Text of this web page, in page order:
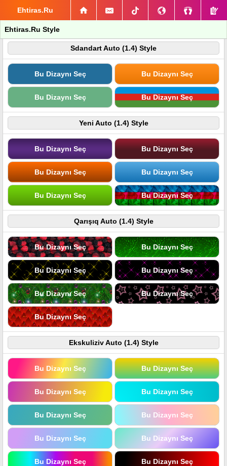
Ehtiras.Ru
Ehtiras.Ru Style
Sdandart Auto (1.4) Style
Bu Dizaynı Seç Bu Dizaynı Seç
Bu Dizaynı Seç Bu Dizaynı Seç
Yeni Auto (1.4) Style
Bu Dizaynı Seç Bu Dizaynı Seç
Bu Dizaynı Seç Bu Dizaynı Seç
Bu Dizaynı Seç Bu Dizaynı Seç
Qarışıq Auto (1.4) Style
Bu Dizaynı Seç Bu Dizaynı Seç
Bu Dizaynı Seç Bu Dizaynı Seç
Bu Dizaynı Seç Bu Dizaynı Seç
Bu Dizaynı Seç
Ekskuliziv Auto (1.4) Style
Bu Dizaynı Seç Bu Dizaynı Seç
Bu Dizaynı Seç Bu Dizaynı Seç
Bu Dizaynı Seç Bu Dizaynı Seç
Bu Dizaynı Seç Bu Dizaynı Seç
Bu Dizaynı Seç Bu Dizaynı Seç